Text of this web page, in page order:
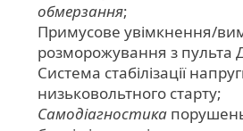
обмерзання;
Примусове увімкнення/
розморожування з пульта
Система стабілізації
низьковольтного старту;
Самодіагностика